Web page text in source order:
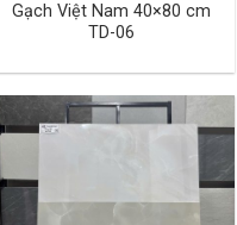
Gạch Việt Nam 40×80 cm
TD-06